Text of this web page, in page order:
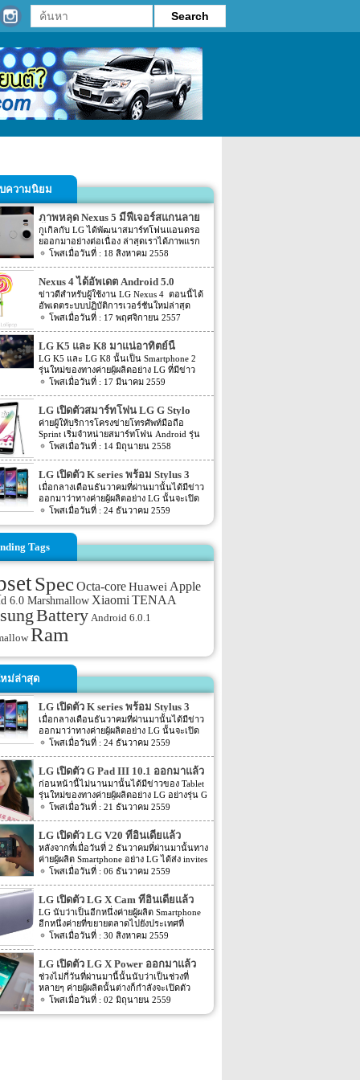
ความนิยม
ภาพหลุด Nexus 5 มีฟีเจอร์สแกนลาย
นิ้วมือ
กูเกิลกับ LG ได้พัฒนาสมาร์ทโฟนแอนดรอ
ยออกมาอย่างต่อเนื่อง ล่าสุดเราได้ภาพแรก
ของสมาร์ทโฟน Nexus 5 ซึ่งมั่นใจได้ว่าเป็น
ที่ออกจำหน่ายหรือไม่
18 สิงหาคม 2558
Nexus 4 ได้อัพเดต Android 5.0
Lollipop แล้ว อย่างเป็นทางการ
ข่าวดีสำหรับผู้ใช้งาน LG Nexus 4 ตอนนี้ได้
อัพเดตระบบปฏิบัติการเวอร์ชันใหม่ล่าสุด
Android 5.0 Lollipop แล้วอย่างเป็นทางการ
Android Developers หลังจากที่ Google ได้
ปล่อยอัพเดต Android 5.0 Lollipop ให้กับสมา
ร์ทโฟน LG Nexus 5, Nexus 10, Nexus 7
Android 5.0 จะช่วยปรับปรุงประสิทธิภาพของ
สมาร์ทโฟน LG Nexus 4 ด้วยกับการออกแบบ
ใหม่ที่เรียกว่า Material Design และ ART
runtime อีกทั้งยังช่วยให้บูตเร็วขึ้น ซึ่งต่างจาก
iOS ที่เมื่ออัพเดตเวอร์ชันแล้วรุ่นเก่าใช้ไม่ได้
ต้องซื้อรุ่นใหม่ ส่วน Android นั้น Google ได้
ทำให้มันใช้แรมน้อยลงเรื่อยๆ ครอบคลุมการ
ใช้งานอุปกรณ์ราคาถูกจำนวนมาก อย่าง
Kitkat เอง ก็สามารถรันบนสมาร์ทโฟนที่มี
แรมเพียง 512 MB ได้ด้วย […]
17 พฤศจิกายน 2557
LG K5 และ K8 มาแน่อาทิตย์นี้
LG K5 และ LG K8 นั้นเป็น Smartphone 2
รุ่นใหม่ของทางค่ายผู้ผลิตอย่าง LG ที่มีข่าว
ออกมาว่าจะถูกเปิดตัวออกมาภายในสัปดาห์นี้
K8 นี้จะมีขนาดหน้าจอที่เท่ากันนั้นก็คือ
ประมาณ 5 นิ้ว นั้นเอง โดย 2 รุุ่นใหม่นี้ทาง
President และ CEO ของทาง LG Electronics
Mobile นั้นได้ออกมากล่าวชื่นชมทั้ง 2 รุ่นนี้
ว่า “The K8 and K5 will be fantastic choices
for anyone who is seeking a smartphone with
great looks, great […]
17 มีนาคม 2559
LG เปิดตัวสมาร์ทโฟน LG G Stylo
ราคาต่ำกว่า $300 ติดสัญญา
ค่ายผู้ให้บริการโครงข่ายโทรศัพท์มือถือ
Sprint เริ่มจำหน่ายสมาร์ทโฟน Android รุ่น
ใหม่ จาก LG ชื่อว่า G Stylo หรือที่เรียกกันอีก
มีขนาดค่อนข้างใหญ่ ที่มาพร้อมกับปากกา
Stylus สำหรับขีดเขียนวาดภาพบนจอสมาร์ท
โฟน คล้ายกับซัมซุง Galaxy Note
14 มิถุนายน 2558
LG เปิดตัว K series พร้อม Stylus 3
ออกมาแล้ว
เมื่อกลางเดือนธันวาคมที่ผ่านมานั้นได้มีข่าว
ออกมาว่าทางค่ายผู้ผลิตอย่าง LG นั้นจะเปิด
ตัว Smartphone mid-range 3 รุ่นใหม่ออกมา
2017 โดยรุ่นใหม่นี้จะเป็นรุ่นในตระกูล K
series อย่าง K3, K4, K8, และ K10 และอีกรุ่น
หนึ่งจะเป็น Stylus 3 โดยรายละเอียดในตอน
นั้นไม่ได้ระบุอะไรออกมามากนัก แต่ล่าสุดนี้
กลับมีข่าวของแต่ละรุ่นออกมาอีกครั้ง โดย
ข่าวล่าสุดของแต่ละรุ่นนั้น ตามข่าวระบุออก
มาว่า Smartphone ในตระกูล K series อย่าง
K3, K4, K8, และ K10 นั้นจะถูกเปิดตัวออก
มาภายในงาน CES 2017 ที่จะถึงนี้แน่นอน อีก
ทั้งตามข่าวยังได้ระบุ Spec ของตัวเครื่องออก
มาอีกด้วย โดย K10 (2017) จะถูกขับเคลื่อน
ด้วย Chipset อย่าง Mediatek’s MT6750 หน้า
จอแสดงผลขนาด 5.3 นิ้ว หน้าจอเป็นแบบ
HD […]
24 ธันวาคม 2559
Tags
SpecOcta-coreHuawei Apple
6.0 Marshmallow Xiaomi TENAA
Battery Android 6.0.1
Ram
ม่ล่าสุด
LG เปิดตัว K series พร้อม Stylus 3
ออกมาแล้ว
เมื่อกลางเดือนธันวาคมที่ผ่านมานั้นได้มีข่าว
ออกมาว่าทางค่ายผู้ผลิตอย่าง LG นั้นจะเปิด
ตัว Smartphone mid-range 3 รุ่นใหม่ออกมา
2017 โดยรุ่นใหม่นี้จะเป็นรุ่นในตระกูล K
series อย่าง K3, K4, K8, และ K10 และอีกรุ่น
หนึ่งจะเป็น Stylus 3 โดยรายละเอียดในตอน
นั้นไม่ได้ระบุอะไรออกมามากนัก แต่ล่าสุดนี้
กลับมีข่าวของแต่ละรุ่นออกมาอีกครั้ง โดย
ข่าวล่าสุดของแต่ละรุ่นนั้น ตามข่าวระบุออก
มาว่า Smartphone ในตระกูล K series อย่าง
K3, K4, K8, และ K10 นั้นจะถูกเปิดตัวออก
มาภายในงาน CES 2017 ที่จะถึงนี้แน่นอน อีก
ทั้งตามข่าวยังได้ระบุ Spec ของตัวเครื่องออก
มาอีกด้วย โดย K10 (2017) จะถูกขับเคลื่อน
ด้วย Chipset อย่าง Mediatek’s MT6750 หน้า
จอแสดงผลขนาด 5.3 นิ้ว หน้าจอเป็นแบบ
HD […]
24 ธันวาคม 2559
LG เปิดตัว G Pad III 10.1 ออกมาแล้ว
ก่อนหน้านี้ไม่นานมานั้นได้มีข่าวของ Tablet
รุ่นใหม่ของทางค่ายผู้ผลิตอย่าง LG อย่างรุ่น G
Pad III 10.1 ออกมาให้แฟนๆ นั้นทราบราย
Pad III 10.1 ที่ออกมาก่อนหน้านี้ได้ถูกเปิด
เผย โดย tipster ที่น่าเชื่อถือได้คนหนึ่งอย่าง
@evleaks แต่ล่าสุดนั้นกลับมีข่าวของ G Pad
III 10.1 ออกมาอีกครั้ง สำหรับข่าวล่าสุดของ
G Pad III 10.1 ที่ออกมาล่าสุดนั้น ตามข่าว
ระบุว่าทางค่ายผู้ผลิตอย่าง LG ได้เปิดตัว
Tablet รุ่นใหม่อย่าง G Pad III 10.1 ออกมา
แล้ว โดยตัวเครื่องนั้นจะมีหน้าจอแสดงผล
ขนาด 10.1 นิ้ว โดยความละเอียดของหน้าจอ
นั้นจะให้ความละเอียดอยุ่ที่ 1920×1200 ตัว
เครื่องจะรองรับการเชื่อมต่อสัญญาณอย่าง
LTE ได้ โดย G Pad III […]
21 ธันวาคม 2559
LG เปิดตัว LG V20 ที่อินเดียแล้ว
หลังจากที่เมื่อวันที่ 2 ธันวาคมที่ผ่านมานั้นทาง
ค่ายผู้ผลิต Smartphone อย่าง LG ได้ส่ง invites
หรือหมายเชิญสำหรับงานเปิดตัว Smartphone
ที่ 5 ธันวาคมที่ผ่านมาออกมาแล้วนั้น ล่าสุด
LG V20 นั้นได้ถูกเปิดตัวออกมาแล้วที่
ประเทศอินเดีย โดยตัวเครื่อง LG V20 ที่เปิด
ตัวออกมาที่ประเทศอินเดียนั้นจะมีราคาของ
ตัวเครื่องอยู่ที่ INR 54,999 หรือราคาประมาณ
$800 หากคิดเป็นเงินไทยก็ประมาณ 28,800
บาท สำหรับ Spec ของ V20 นี้จะมาพร้อมกับ
กล้องที่เป็นแบบ Hi-Fi Quad DAC ทั้งกล้อง
ทางด้านหน้าและกล้องทางด้านหลังของตัว
เครื่อง โดยจะรองรับการ recorder audio ได้
ในระดับ HD audio ตัวเครื่องนั้นจะถูกพัฒนา
ให้เป็น aluminum สำหรับระบบปฏิบัติการที่
06 ธันวาคม 2559
LG เปิดตัว LG X Cam ที่อินเดียแล้ว
LG นับว่าเป็นอีกหนึ่งค่ายผู้ผลิต Smartphone
อีกหนึ่งค่ายที่ขยายตลาดไปยังประเทศที่
หลายๆ ค่าย Smartphone นั้นต่างก็จับจ้องกัน
ทางค่ายผู้ผลิต Smartphone อย่าง LG ก็ได้เปิด
ตัว Smartphone รุ่นใหม่อย่าง LG X Cam ออก
มายังประเทศอินเดียแล้ว สำหรับ Spec ของตัว
เครื่องจะเป็นอย่างไรนั้นไปดูกันเลยดีกว่า
สำหรับรุ่นใหม่ของทาง LG อย่างรุ่น LG X
Cam ที่เปิดตัวออกมาที่ประเทศอินเดียนั้นโดย
30 สิงหาคม 2559
LG เปิดตัว LG X Power ออกมาแล้ว
ช่วงไม่กี่วันที่ผ่านมานี้นั้นนับว่าเป็นช่วงที่
หลายๆ ค่ายผู้ผลิตนั้นต่างก็กำลังจะเปิดตัว
Smartphone รุ่นใหม่ออกมากัน LG นับว่าเป็น
02 มิถุนายน 2559